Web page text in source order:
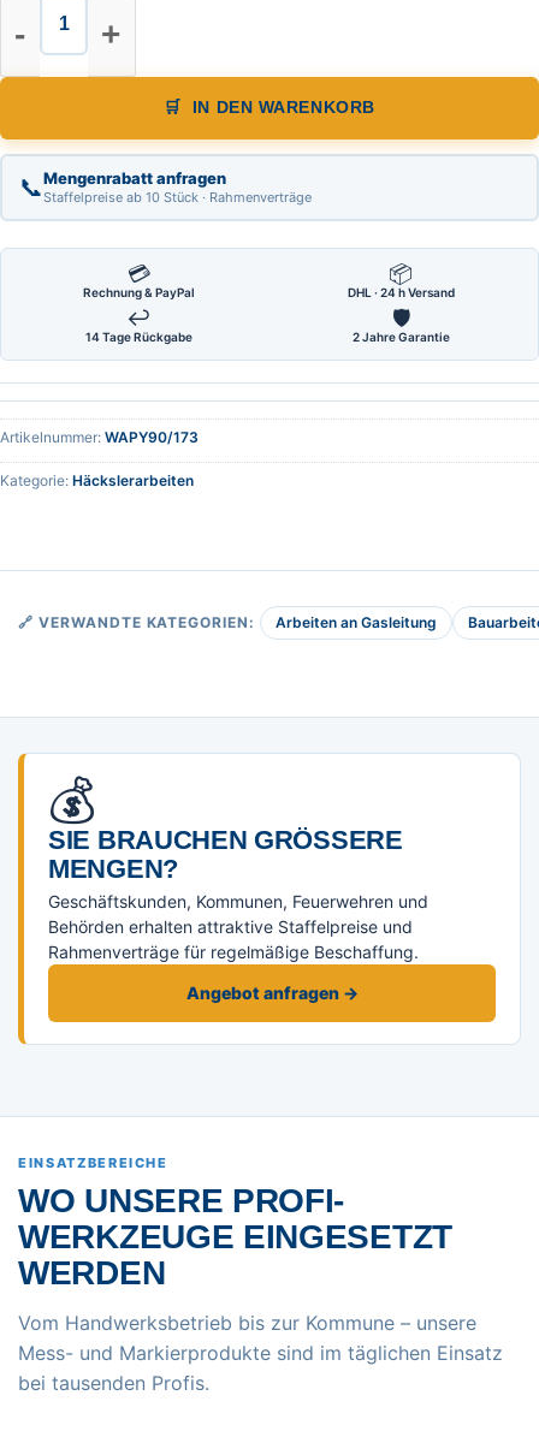
Warnpyramide, Faltsignal, leicht,
IN DEN WARENKORB
📞Mengenrabatt anfragen
Staffelpreise ab 10 Stück · Rahmenverträge
💳
Rechnung & PayPal
📦
DHL · 24 h Versand
↩
14 Tage Rückgabe
🛡
2 Jahre Garantie
Artikelnummer: WAPY90/173
Kategorie: Häckslerarbeiten
🔗 VERWANDTE KATEGORIEN: Arbeiten an Gasleitung
💰
SIE BRAUCHEN GRÖSSERE M
ENGEN?
Geschäftskunden, Kommunen, Feuerwehren und
Behörden erhalten attraktive Staffelpreise und
Rahmenverträge für regelmäßige Beschaffung.
Angebot anfragen →
EINSATZBEREICHE
WO UNSERE PROFI-
WERKZEUGE EINGESETZT
WERDEN
Vom Handwerksbetrieb bis zur Kommune – unsere
Mess- und Markierprodukte sind im täglichen Einsatz
bei tausenden Profis.